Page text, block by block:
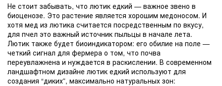
Не стоит забывать, что лютик едкий — важное звено в
биоценозе. Это растение является хорошим медоносом. И
хотя мед из лютика считается посредственным по вкусу,
для пчел это важный источник пыльцы в начале лета.
Лютик также будет биоиндикатором: его обилие на поле —
четкий сигнал для фермера о том, что почва
переувлажнена и нуждается в раскислении. В современном
ландшафтном дизайне лютик едкий используют для
создания “диких”, максимально натуральных зон: